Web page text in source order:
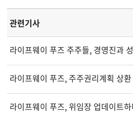
관련기사
라이프웨이 푸즈 주주들, 경영진과
라이프웨이 푸즈, 주주권리계획 상
라이프웨이 푸즈, 위임장 업데이트